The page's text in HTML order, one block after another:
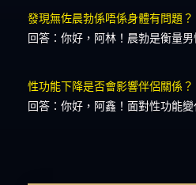
發現無佐晨勃係唔係身體有問題？
回答：你好，阿林！晨勃是衡量
性功能下降是否會影響伴侶關係？
回答：你好，阿鑫！面對性功能